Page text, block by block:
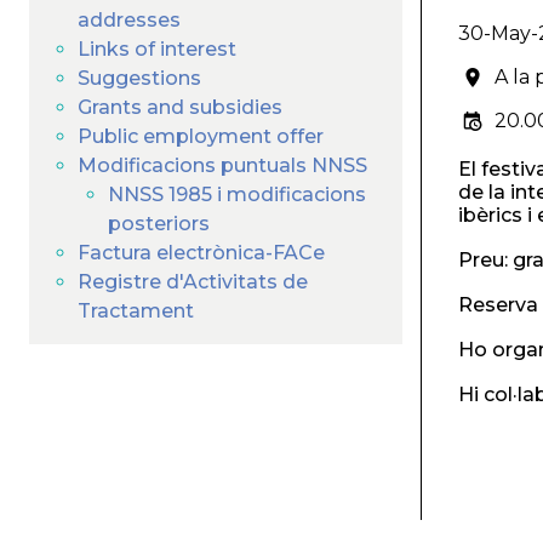
addresses
Links of interest
Suggestions
Grants and subsidies
Public employment offer
Modificacions puntuals NNSS
NNSS 1985 i modificacions
posteriors
Factura electrònica-FACe
Registre d'Activitats de
Tractament
30-May-
A la
El
de la
ibèrics i
Preu:
Ho
Hi